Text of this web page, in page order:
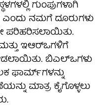
ಗುಂಪುಗಳಾಗಿ
ಎಂದು ನಮಗೆ ದೂರುಗಳು
ಪರಿಹರಿಸಲಾಯಿತು.
ಇಆರ್‌ಒಗಳಿಗೆ
ಬಿಎಲ್‌ಒಗಳು
ಫಾರ್ಮ್‌ಗಳನ್ನು
ಮಾತ್ರ ಕೈಗೊಳ್ಳಲು